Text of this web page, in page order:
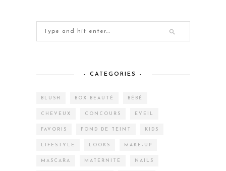
– CATEGORIES –
BLUSH BOX BEAUTÉ BÉBÉ
CHEVEUX CONCOURS EVEIL
FAVORIS FOND DE TEINT KIDS
LIFESTYLE LOOKS MAKE-UP
MASCARA MATERNITÉ NAILS